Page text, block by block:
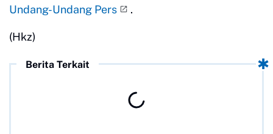
Undang-Undang Pers
.
(Hkz)
Berita Terkait